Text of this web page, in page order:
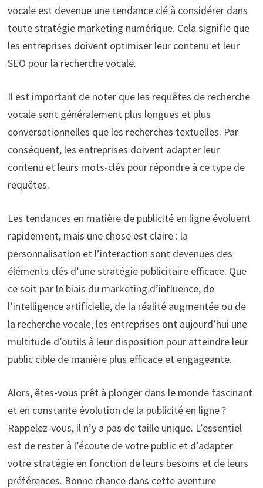
vocale est devenue une tendance clé à considérer dans
toute stratégie marketing numérique. Cela signifie que
les entreprises doivent optimiser leur contenu et leur
SEO pour la recherche vocale.
Il est important de noter que les requêtes de recherche
vocale sont généralement plus longues et plus
conversationnelles que les recherches textuelles. Par
conséquent, les entreprises doivent adapter leur
contenu et leurs mots-clés pour répondre à ce type de
requêtes.
Les tendances en matière de publicité en ligne évoluent
rapidement, mais une chose est claire : la
personnalisation et l’interaction sont devenues des
éléments clés d’une stratégie publicitaire efficace. Que
ce soit par le biais du marketing d’influence, de
l’intelligence artificielle, de la réalité augmentée ou de
la recherche vocale, les entreprises ont aujourd’hui une
multitude d’outils à leur disposition pour atteindre leur
public cible de manière plus efficace et engageante.
Alors, êtes-vous prêt à plonger dans le monde fascinant
et en constante évolution de la publicité en ligne ?
Rappelez-vous, il n’y a pas de taille unique. L’essentiel
est de rester à l’écoute de votre public et d’adapter
votre stratégie en fonction de leurs besoins et de leurs
préférences. Bonne chance dans cette aventure